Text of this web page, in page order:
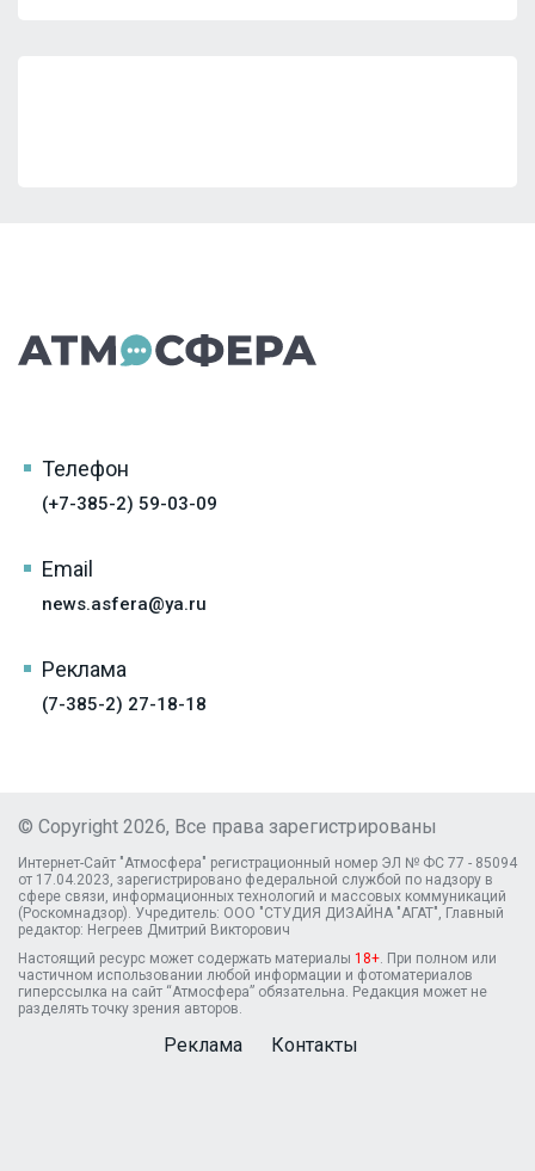
Телефон
(+7-385-2) 59-03-09
Email
news.asfera@ya.ru
Реклама
(7-385-2) 27-18-18
© Copyright 2026, Все права зарегистрированы
Интернет-Сайт "Атмосфера" регистрационный номер ЭЛ № ФС 77 - 85094
от 17.04.2023, зарегистрировано федеральной службой по надзору в
сфере связи, информационных технологий и массовых коммуникаций
(Роскомнадзор). Учредитель: ООО "СТУДИЯ ДИЗАЙНА "АГАТ", Главный
редактор: Негреев Дмитрий Викторович
Настоящий ресурс может содержать материалы 18+ . При полном или
частичном использовании любой информации и фотоматериалов
гиперссылка на сайт “Атмосфера” обязательна. Редакция может не
разделять точку зрения авторов.
Реклама Контакты